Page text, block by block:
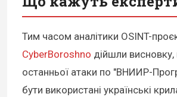
Тим часом аналітики OSINT-
CyberBoroshno дійшли
останньої атаки по "ВНИИР-
бути використані українські